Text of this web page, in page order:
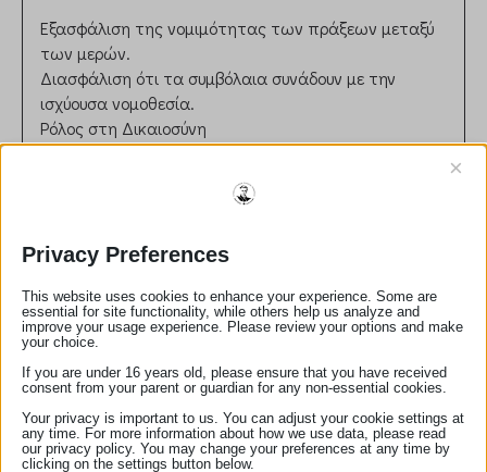
Εξασφάλιση της νομιμότητας των πράξεων μεταξύ
των μερών.
Διασφάλιση ότι τα συμβόλαια συνάδουν με την
ισχύουσα νομοθεσία.
Ρόλος στη Δικαιοσύνη
σωστής διατύπωσης και επικύρωσης εγγράφων.
στους πελάτες.
Ηθικές και Επαγγελματικές Αρχές
Τήρηση απορρήτου και εχεμύθειας.
Αμεροληψία και ευθυκρισία στη διεκπεραίωση των
Αριθμός Μητρώου:300
email:m.kozoboli@hotmail.com
τηλέφωνο:2721022626
Privacy Preferences
×
This website uses cookies to enhance your experience. Some are
essential for site functionality, while others help us analyze and
improve your usage experience. Please review your options and make
your choice.
If you are under 16 years old, please ensure that you have received
consent from your parent or guardian for any non-essential cookies.
Your privacy is important to us. You can adjust your cookie settings at
any time. For more information about how we use data, please read
our privacy policy. You may change your preferences at any time by
clicking on the settings button below.